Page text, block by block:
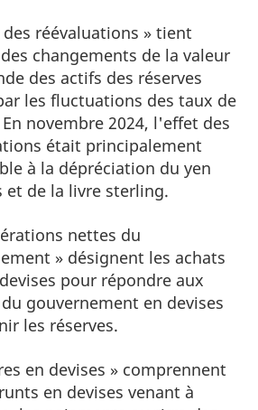
réévaluations » tient
changements de la valeur
des actifs des réserves
les fluctuations des taux de
novembre 2024, l'effet des
était principalement
à la dépréciation du yen
et de la livre sterling.
de la note de bas de page
nettes du
» désignent les achats
pour répondre aux
gouvernement en devises
les réserves.
de la note de bas de page
en devises » comprennent
en devises venant à
de la note de bas de page